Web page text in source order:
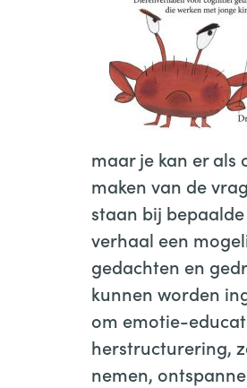
maar je kan er
maken van de
staan bij
verhaal een
gedachten en
kunnen worden
om emotie-
herstructurering,
nemen,